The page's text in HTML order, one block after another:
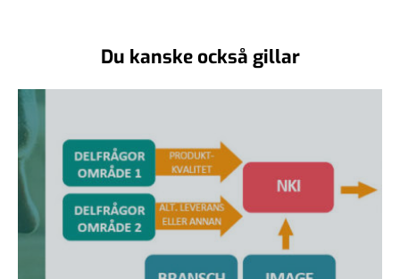
Du kanske också gillar